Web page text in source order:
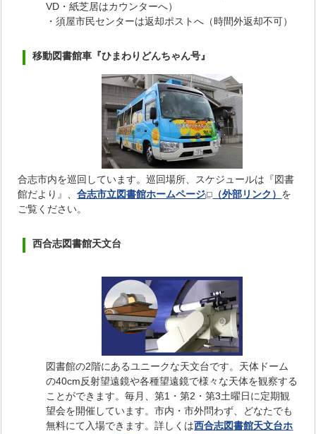
VD・紙芝居はカウンターへ）
・須屋市民センターは返却ポストへ（時間外返却不可）
移動図書館車『ひまわりどんちゃん号』
合志市内を巡回しています。巡回場所、スケジュールは『図書
館だより』、合志市立図書館ホームページ （外部リンク） を
ご覧ください。
西合志図書館天文台
図書館の2階にあるユニークな天文台です。天体ドーム
の40cm反射望遠鏡や各種望遠鏡で様々な天体を観察する
ことができます。毎月、第1・第2・第3土曜日に定期観
望会を開催しています。市内・市外問わず、どなたでも
無料にて入場できます。詳しくは西合志図書館天文台ホ